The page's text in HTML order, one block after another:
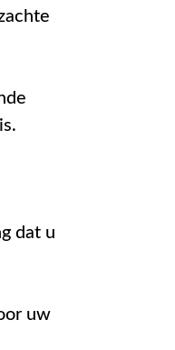
dat u
uw